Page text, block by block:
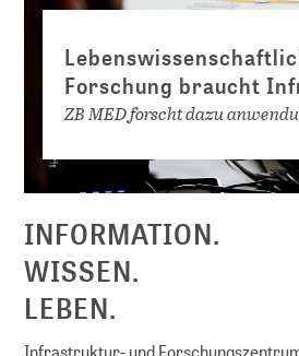
Forschung braucht
ZB MED forscht dazu
INFORMATION.
WISSEN.
LEBEN.
Infrastruktur- und